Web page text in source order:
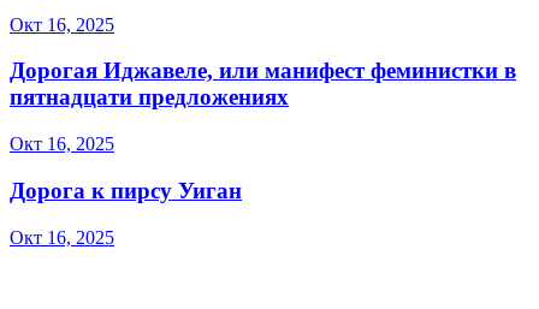
Окт 16, 2025
Дорогая Иджавеле, или манифест феминистки в
пятнадцати предложениях
Окт 16, 2025
Дорога к пирсу Уиган
Окт 16, 2025